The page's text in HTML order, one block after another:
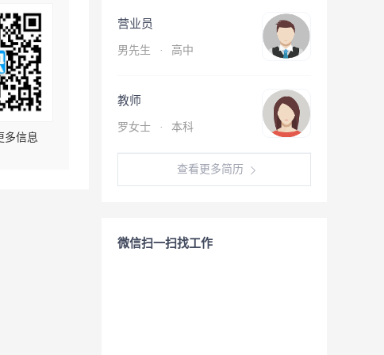
多信息
营业员
男先生 · 高中
教师
罗女士 · 本科
查看更多简历
微信扫一扫找工作